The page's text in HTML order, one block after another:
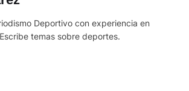
Deportivo con experiencia en
temas sobre deportes.